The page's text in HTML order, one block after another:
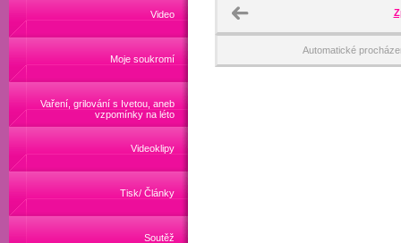
Video
Moje soukromí
Vaření, grilování s Ivetou, aneb
vzpomínky na léto
Videoklipy
Tisk/ Články
Soutěž
Automatické